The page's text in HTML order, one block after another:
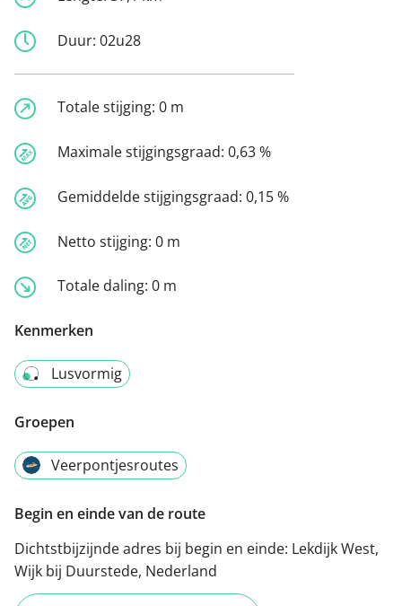
Duur: 02u28
Totale stijging: 0 m
Maximale stijgingsgraad: 0,63 %
Gemiddelde stijgingsgraad: 0,15 %
Netto stijging: 0 m
Totale daling: 0 m
Kenmerken
Lusvormig
Groepen
Veerpontjesroutes
Begin en einde van de route
Dichtstbijzijnde adres bij begin en einde: Lekdijk West,
Wijk bij Duurstede, Nederland